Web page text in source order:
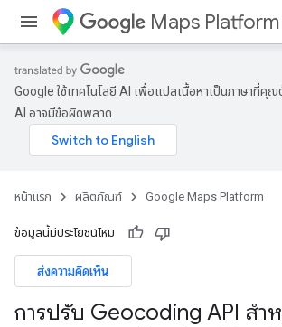
Maps Platform
Google ใช้เทคโนโลยี AI เพื่อแปลเนื้อหาเป็นภาษาที่คุ
AI อาจมีข้อผิดพลาด
หน้าแรก ผลิตภัณฑ์ Google Maps Platform
ข้อมูลนี้มีประโยชน์ไหม
ส่งความคิดเห็น
การปรับ Geocoding API สำ